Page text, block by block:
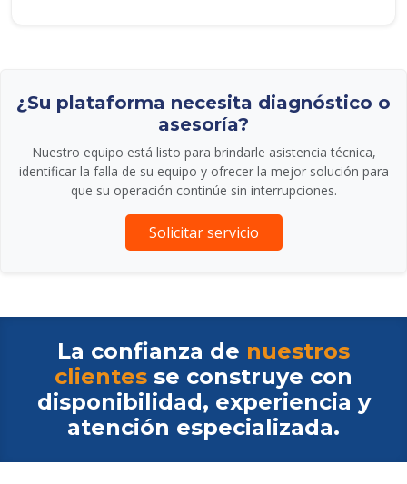
¿Su plataforma necesita diagnóstico o
asesoría?
Nuestro equipo está listo para brindarle asistencia técnica,
identificar la falla de su equipo y ofrecer la mejor solución para
que su operación continúe sin interrupciones.
Solicitar servicio
La confianza de nuestros
clientes se construye con
disponibilidad, experiencia y
atención especializada.